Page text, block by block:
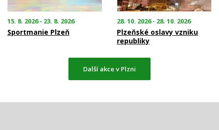
15. 8. 2026 - 23. 8. 2026
Sportmanie Plzeň
28. 10. 2026 - 28. 10. 2026
Plzeňské oslavy vzniku
republiky
Další akce v Plzni